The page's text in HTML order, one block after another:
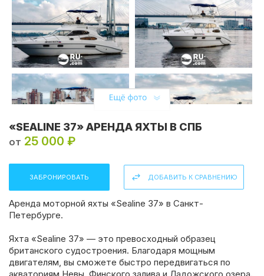
«SEALINE 37» АРЕНДА ЯХТЫ В СПБ
от 25 000 ₽
ЗАБРОНИРОВАТЬ ДОБАВИТЬ К СРАВНЕНИЮ
Аренда моторной яхты «Sealine 37» в Санкт-
Петербурге.
Яхта «Sealine 37» — это превосходный образец
британского судостроения. Благодаря мощным
двигателям, вы сможете быстро передвигаться по